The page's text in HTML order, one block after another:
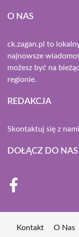
O NAS
ck.zagan.pl to
najnowsze
możesz być na
regionie.
REDAKCJA
Skontaktuj się z
DOŁĄCZ DO NAS
Kontakt O Nas